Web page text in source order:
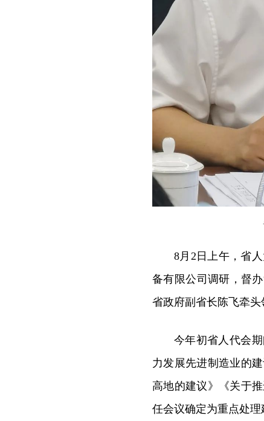
8月2日上午，省
备有限公司调研，督
省政府副省长陈飞牵头
今年初省人代会
力发展先进制造业的
高地的建议》《关于
任会议确定为重点处理